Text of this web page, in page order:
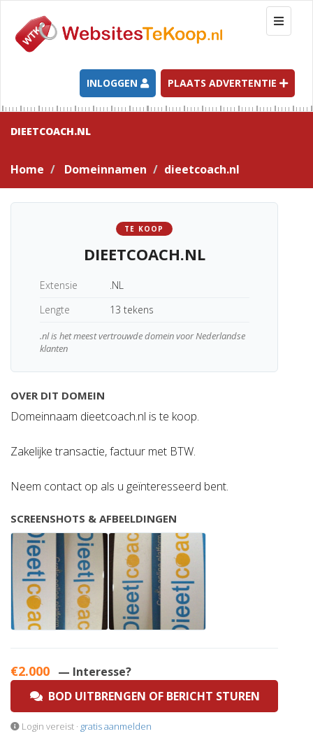
T
o
g
l
e
n
a
t
INLOGGEN PLAATS ADVERTENTIE
DIEETCOACH.NL
Home Domeinnamen dieetcoach.nl
TE KOOP
DIEETCOACH.NL
Extensie
.NL
Lengte
13 tekens
.nl is het meest vertrouwde domein voor Nederlandse
klanten
OVER DIT DOMEIN
Domeinnaam dieetcoach.nl is te koop.
Zakelijke transactie, factuur met BTW.
Neem contact op als u geïnteresseerd bent.
SCREENSHOTS & AFBEELDINGEN
€2.000 — Interesse?
BOD UITBRENGEN OF BERICHT STUREN
Login vereist · gratis aanmelden